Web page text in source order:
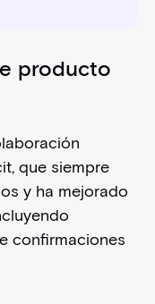
producto
que siempre
y ha mejorado
confirmaciones